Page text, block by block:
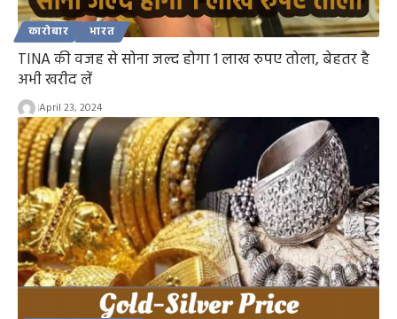
कारोबार भारत
TINA की वजह से सोना जल्द होगा 1 लाख रुपए तोला, बेहतर है
अभी खरीद लें
April 23, 2024